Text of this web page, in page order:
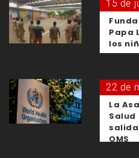
15 de
Papa
los
22 de
La
OMS